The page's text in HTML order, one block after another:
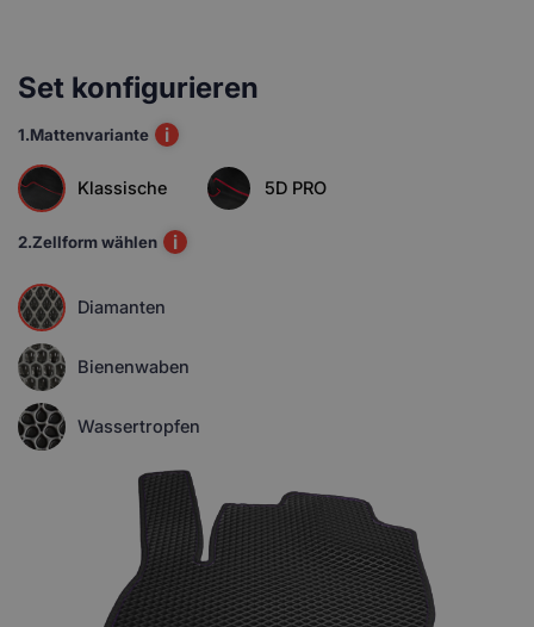
Set konfigurieren
1.Mattenvariante i
Klassische 5D PRO
2.Zellform wählen i
Diamanten
Bienenwaben
Wassertropfen